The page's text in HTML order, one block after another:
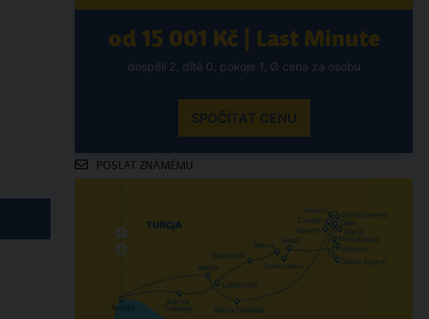
od 15 001 Kč | Last Minute
dospělí 2, dítě 0, pokoje 1, Ø cena za osobu
SPOČÍTAT CENU
POSLAT ZNÁMÉMU